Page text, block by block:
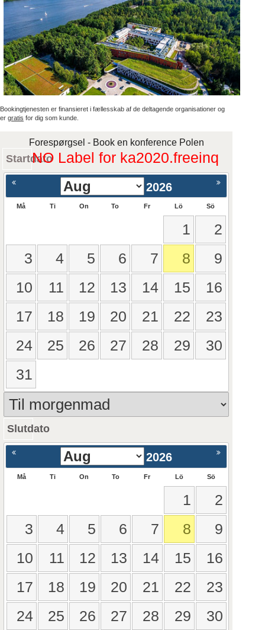
Bookingtjenesten er finansieret i fællesskab af de deltagende organisationer og
er gratis for dig som kunde.
Forespørgsel - Book en konference Polen
StartdatoNO Label for ka2020.freeinq
2026
Må Ti On To Fr Lö Sö
1
2
3
4 5 6 7 8
9
10
11 12 13 14 15
16
17
18 19 20 21 22
23
24
25 26 27 28 29
30
31
Slutdato
Nästa >
2026
Må Ti On To Fr Lö Sö
1
2
3
4 5 6 7 8
9
10
11 12 13 14 15
16
17
18 19 20 21 22
23
24
25 26 27 28 29 30